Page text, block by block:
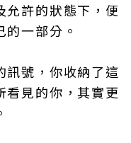
允許的狀態下，便
一部分。
訊號，你收納了這
看見的你，其實更